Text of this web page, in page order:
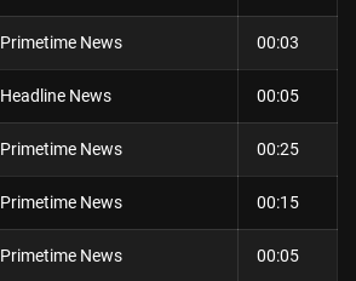
Primetime News 00:03
Headline News 00:05
Primetime News 00:25
Primetime News 00:15
Primetime News 00:05